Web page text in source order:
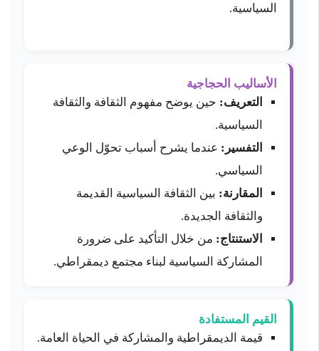
السياسية.
الأساليب الحجاجية
التعريف: حين يوضح مفهوم الثقافة والثقافة
السياسية.
التفسير: عندما يشرح أسباب تحوّل الوعي
السياسي.
المقارنة: بين الثقافة السياسية القديمة
والثقافة الجديدة.
الاستنتاج: من خلال التأكيد على ضرورة
المشاركة السياسية لبناء مجتمع ديمقراطي.
القيم المستفادة
قيمة الديمقراطية والمشاركة في الحياة العامة.